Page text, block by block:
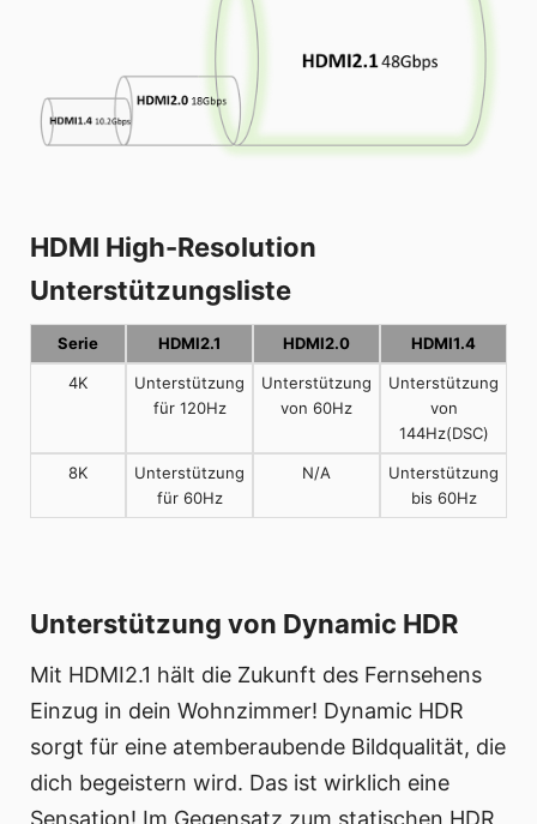
HDMI High-Resolution
Unterstützungsliste
Serie HDMI2.1 HDMI2.0 HDMI1.4
4K
Unterstützung
für 120Hz
Unterstützung
von 60Hz
Unterstützung
von
144Hz(DSC)
8K
Unterstützung
für 60Hz
N/A
Unterstützung
bis 60Hz
Unterstützung von Dynamic HDR
Mit HDMI2.1 hält die Zukunft des Fernsehens
Einzug in dein Wohnzimmer! Dynamic HDR
sorgt für eine atemberaubende Bildqualität, die
dich begeistern wird. Das ist wirklich eine
Sensation! Im Gegensatz zum statischen HDR